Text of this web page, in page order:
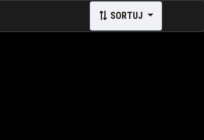
SORTUJ